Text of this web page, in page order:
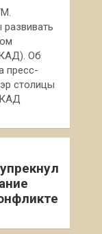
Об
пресс-
столицы